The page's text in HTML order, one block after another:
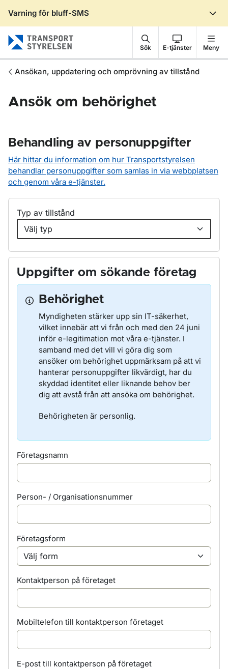
Varning för bluff-SMS
Sök E-tjänster Meny
Ansökan, uppdatering och omprövning av tillstånd
Ansök om behörighet
Behandling av personuppgifter
Här hittar du information om hur Transportstyrelsen
behandlar personuppgifter som samlas in via webbplatsen
och genom våra e-tjänster.
Typ av tillstånd
Uppgifter om sökande företag
Behörighet
Myndigheten stärker upp sin IT-säkerhet,
vilket innebär att vi från och med den 24 juni
inför e-legitimation mot våra e-tjänster. I
samband med det vill vi göra dig som
ansöker om behörighet uppmärksam på att vi
hanterar personuppgifter likvärdigt, har du
skyddad identitet eller liknande behov ber
dig att avstå från att ansöka om behörighet.
Behörigheten är personlig.
Företagsnamn
Person- / Organisationsnummer
Företagsform
Kontaktperson på företaget
Mobiltelefon till kontaktperson företaget
E-post till kontaktperson på företaget